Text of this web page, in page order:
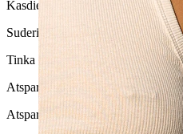
Kasdienio naudojimo
Suderinamumas su oda
Tinka daugumos tipų odai
Atsparus vandeniui
Atsparus vandeniui